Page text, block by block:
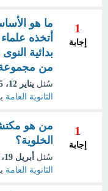
1
إجابة
ما هو
أتخذه
بدائية
من
سُئل يناير 12، 2025
الثانوية العامة
1
إجابة
من هو
الخلوية؟
سُئل أبريل 19، 2025
الثانوية العامة